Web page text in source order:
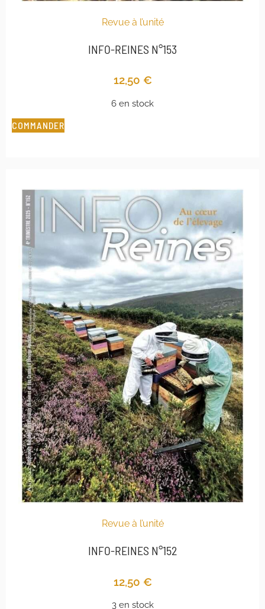
Revue à l’unité
INFO-REINES N°153
12,50 €
6 en stock
COMMANDER
Revue à l’unité
INFO-REINES N°152
12,50 €
3 en stock